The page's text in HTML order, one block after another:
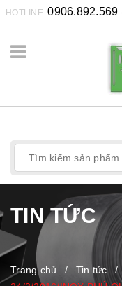
HOTLINE:0906.892.569
TIN TỨC
Trang chủ / Tin tức /